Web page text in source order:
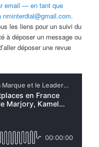
email — en tant que
les liens pour un suivi du
à déposer un message ou
déposer une revue